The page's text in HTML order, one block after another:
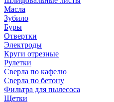
Масла
Зубило
Буры
Отвертки
Электроды
Круги отрезные
Рулетки
Сверла по кафелю
Сверла по бетону
Фильтра для пылесоса
Щетки